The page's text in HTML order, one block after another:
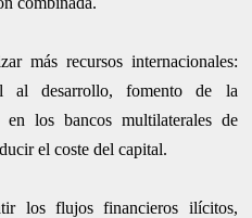
más recursos internacionales:
al desarrollo, fomento de la
en los bancos multilaterales de
el coste del capital.
los flujos financieros ilícitos,